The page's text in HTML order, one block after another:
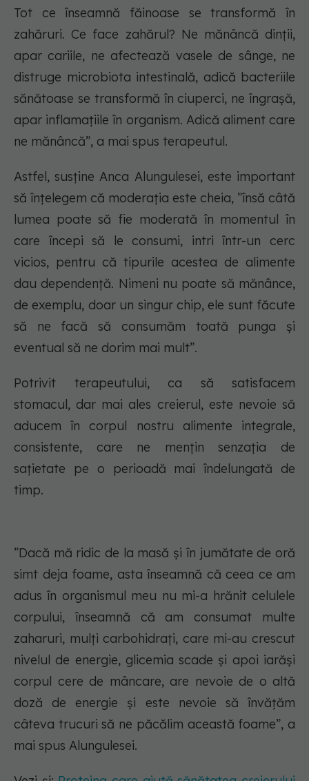
Tot ce înseamnă făinoase se transformă în
zahăruri. Ce face zahărul? Ne mănâncă dinții,
apar cariile, ne afectează vasele de sânge, ne
distruge microbiota intestinală, adică bacteriile
sănătoase se transformă în ciuperci, ne îngrașă,
apar inflamațiile în organism. Adică aliment care
ne mănâncă”, a mai spus terapeutul.
Astfel, susține Anca Alungulesei, este important
să înțelegem că moderația este cheia, ”însă câtă
lumea poate să fie moderată în momentul în
care începi să le consumi, intri într-un cerc
vicios, pentru că tipurile acestea de alimente
dau dependență. Nimeni nu poate să mănânce,
de exemplu, doar un singur chip, ele sunt făcute
să ne facă să consumăm toată punga și
eventual să ne dorim mai mult”.
Potrivit terapeutului, ca să satisfacem
stomacul, dar mai ales creierul, este nevoie să
aducem în corpul nostru alimente integrale,
consistente, care ne mențin senzația de
sațietate pe o perioadă mai îndelungată de
timp.
”Dacă mă ridic de la masă și în jumătate de oră
simt deja foame, asta înseamnă că ceea ce am
adus în organismul meu nu mi-a hrănit celulele
corpului, înseamnă că am consumat multe
zaharuri, mulți carbohidrați, care mi-au crescut
nivelul de energie, glicemia scade și apoi iarăși
corpul cere de mâncare, are nevoie de o altă
doză de energie și este nevoie să învățăm
câteva trucuri să ne păcălim această foame”, a
mai spus Alungulesei.